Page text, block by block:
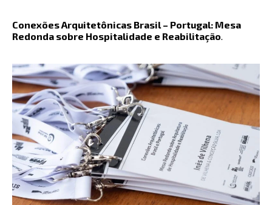
Conexões Arquitetônicas Brasil – Portugal: Mesa
Redonda sobre Hospitalidade e Reabilitação